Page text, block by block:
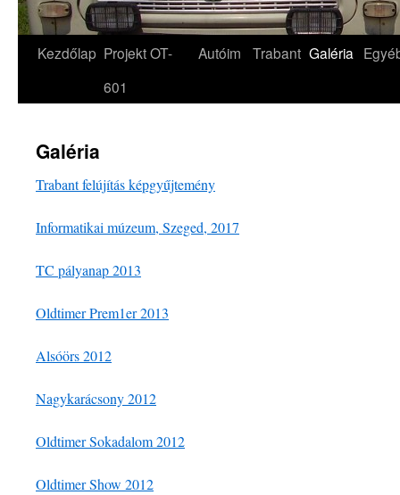
Kezdőlap Projekt OT-
601
Autóim Trabant Galéria
Galéria
Trabant felújítás képgyűjtemény
Informatikai múzeum, Szeged, 2017
TC pályanap 2013
Oldtimer Prem1er 2013
Alsóörs 2012
Nagykarácsony 2012
Oldtimer Sokadalom 2012
Oldtimer Show 2012